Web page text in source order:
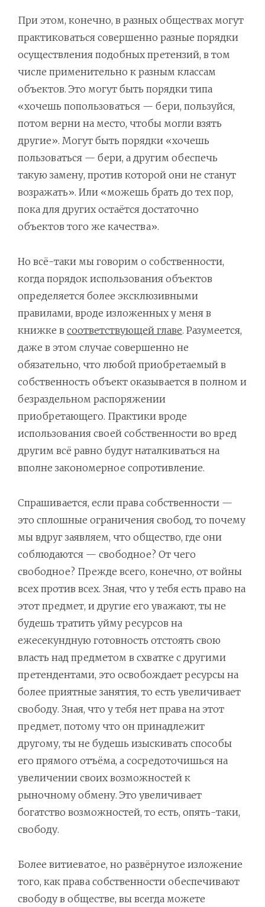
При этом, конечно, в разных обществах могут
практиковаться совершенно разные порядки
осуществления подобных претензий, в том
числе применительно к разным классам
объектов. Это могут быть порядки типа
«хочешь попользоваться — бери, пользуйся,
потом верни на место, чтобы могли взять
другие». Могут быть порядки «хочешь
пользоваться — бери, а другим обеспечь
такую замену, против которой они не станут
возражать». Или «можешь брать до тех пор,
пока для других остаётся достаточно
объектов того же качества».
Но всё-таки мы говорим о собственности,
когда порядок использования объектов
определяется более эксклюзивными
правилами, вроде изложенных у меня в
книжке в соответствующей главе. Разумеется,
даже в этом случае совершенно не
обязательно, что любой приобретаемый в
собственность объект оказывается в полном и
безраздельном распоряжении
приобретающего. Практики вроде
использования своей собственности во вред
другим всё равно будут наталкиваться на
вполне закономерное сопротивление.
Спрашивается, если права собственности —
это сплошные ограничения свобод, то почему
мы вдруг заявляем, что общество, где они
соблюдаются — свободное? От чего
свободное? Прежде всего, конечно, от войны
всех против всех. Зная, что у тебя есть право на
этот предмет, и другие его уважают, ты не
будешь тратить уйму ресурсов на
ежесекундную готовность отстоять свою
власть над предметом в схватке с другими
претендентами, это освобождает ресурсы на
более приятные занятия, то есть увеличивает
свободу. Зная, что у тебя нет права на этот
предмет, потому что он принадлежит
другому, ты не будешь изыскивать способы
его прямого отъёма, а сосредоточишься на
увеличении своих возможностей к
рыночному обмену. Это увеличивает
богатство возможностей, то есть, опять-таки,
свободу.
Более витиеватое, но развёрнутое изложение
того, как права собственности обеспечивают
свободу в обществе, вы всегда можете